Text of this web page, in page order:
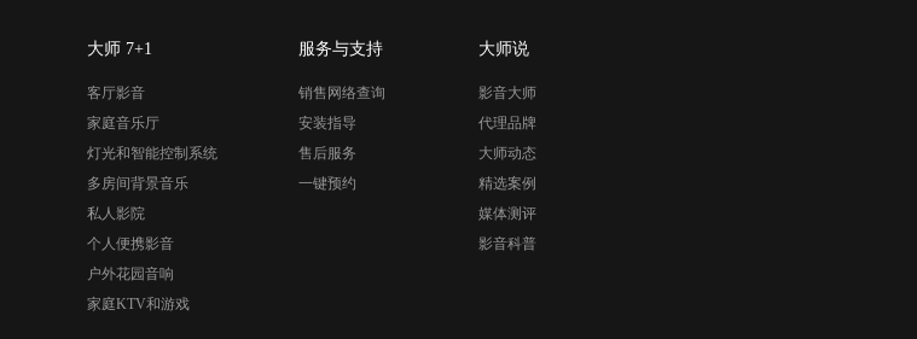
大师 7+1
客厅影音
家庭音乐厅
灯光和智能控制系统
多房间背景音乐
私人影院
个人便携影音
户外花园音响
家庭KTV和游戏
服务与支持
销售网络查询
安装指导
售后服务
一键预约
大师说
影音大师
代理品牌
大师动态
精选案例
媒体测评
影音科普